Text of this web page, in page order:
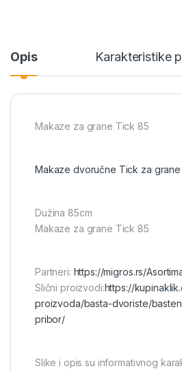
Opis Karakteristike
Makaze za grane Tick 85
Makaze dvoručne Tick za grane
Dužina 85cm
Makaze za grane Tick 85
Partneri: https://migros.rs/
Slični proizvodi:https://
proizvoda/basta-dvoriste/
pribor/
Slike i opis su informativnog